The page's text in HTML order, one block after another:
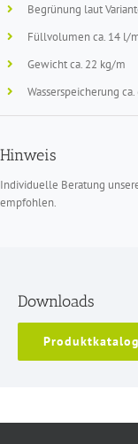
Begrünung laut
Füllvolumen ca. 14 l/
Gewicht ca. 22 kg/m
Wasserspeicherung
Hinweis
Individuelle Beratung
empfohlen.
Downloads
Produktkatalog